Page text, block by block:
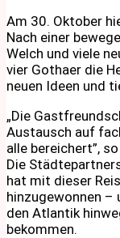
Am 30. Oktober
Nach einer
Welch und viele
vier Gothaer die
neuen Ideen und
„Die
Austausch auf
alle bereichert”,
Die
hat mit dieser
hinzugewonnen –
den Atlantik
bekommen.